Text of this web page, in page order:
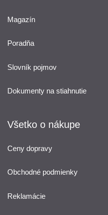
Magazín
Poradňa
Slovník pojmov
Dokumenty na stiahnutie
Všetko o nákupe
Ceny dopravy
Obchodné podmienky
Reklamácie